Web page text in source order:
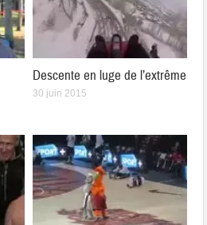
Descente en luge de l’extrême
30 juin 2015